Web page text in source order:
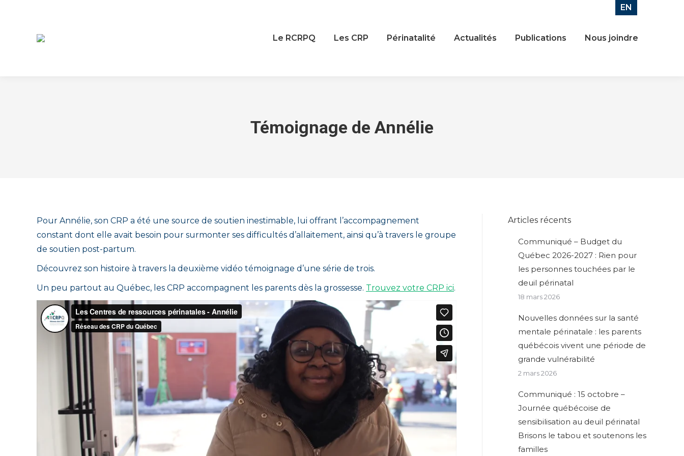
Le RCRPQ Les CRP Périnatalité Actualités Publications Nous joindre
EN
Témoignage de Annélie
Pour Annélie, son CRP a été une source de soutien inestimable, lui offrant l’accompagnement
constant dont elle avait besoin pour surmonter ses difficultés d’allaitement, ainsi qu’à travers le groupe
de soutien post-partum.
Découvrez son histoire à travers la deuxième vidéo témoignage d’une série de trois.
Un peu partout au Québec, les CRP accompagnent les parents dès la grossesse. Trouvez votre CRP ici.
Articles récents
Communiqué – Budget du
Québec 2026-2027 : Rien pour
les personnes touchées par le
deuil périnatal
18 mars 2026
Nouvelles données sur la santé
mentale périnatale : les parents
québécois vivent une période de
grande vulnérabilité
2 mars 2026
Communiqué : 15 octobre –
Journée québécoise de
sensibilisation au deuil périnatal
Brisons le tabou et soutenons les
familles